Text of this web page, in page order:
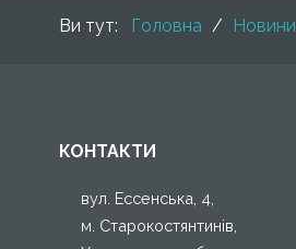
Ви тут: Головна / Новини
КОНТАКТИ
вул. Ессенська, 4,
м. Старокостянтинів,